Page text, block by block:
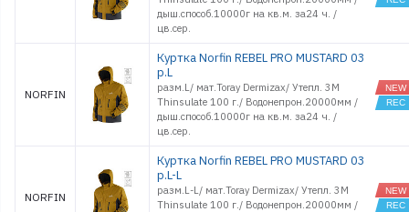
дыш.способ.10000г на кв.м. за24 ч. /
цв.cер.
NORFIN
Куртка Norfin REBEL PRO MUSTARD 03
р.L
разм.L/ мат.Toray Dermizax/ Утепл. 3M
Thinsulate 100 г./ Водонепрон.20000мм /
дыш.способ.10000г на кв.м. за24 ч. /
цв.cер.
NORFIN
Куртка Norfin REBEL PRO MUSTARD 03
р.L-L
разм.L-L/ мат.Toray Dermizax/ Утепл. 3M
Thinsulate 100 г./ Водонепрон.20000мм /